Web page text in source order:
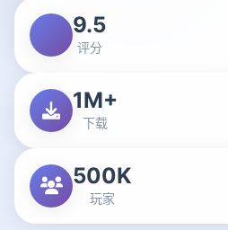
9.5
评分
1M+
下载
500K
玩家